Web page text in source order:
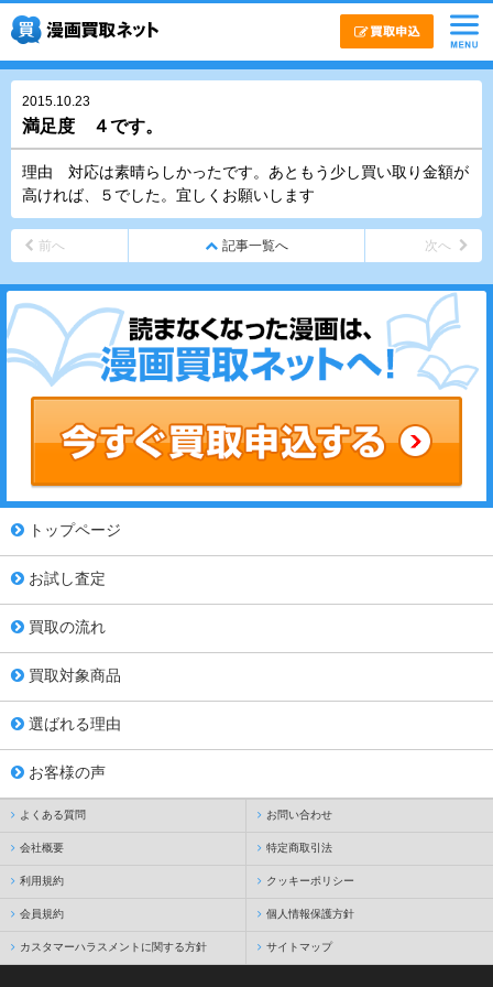
2015.10.23
満足度 ４です。
理由 対応は素晴らしかったです。あともう少し買い取り金額が
高ければ、５でした。宜しくお願いします
前へ 記事一覧へ 次へ
トップページ
お試し査定
買取の流れ
買取対象商品
選ばれる理由
お客様の声
よくある質問 お問い合わせ
会社概要 特定商取引法
利用規約 クッキーポリシー
会員規約 個人情報保護方針
カスタマーハラスメントに関する方針 サイトマップ